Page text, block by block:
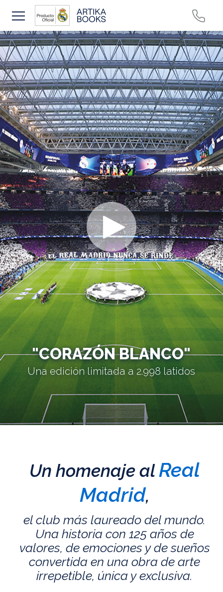
"CORAZÓN BLANCO"
Una edición limitada a 2.998 latidos
Un homenaje alReal
Madrid,
el club más laureado del mundo.
Una historia con 125 años de
valores, de emociones y de sueños
convertida en una obra de arte
irrepetible, única y exclusiva.